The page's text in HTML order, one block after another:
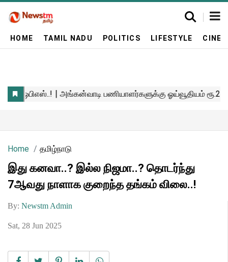
HOME TAMIL NADU POLITICS LIFESTYLE
Home தமிழ்நாடு
இது கனவா..? இல்ல நிஜமா..? தொடர்ந்து
7ஆவது நாளாக குறைந்த தங்கம் விலை..!
By: Newstm Admin
Sat, 28 Jun 2025